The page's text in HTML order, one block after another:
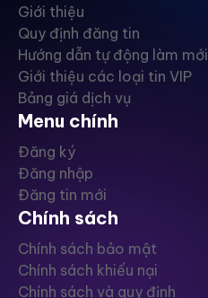
Giới thiệu
Quy định đăng tin
Hướng dẫn tự động làm mới
Giới thiệu các loại tin VIP
Bảng giá dịch vụ
Menu chính
Đăng ký
Đăng nhập
Đăng tin mới
Chính sách
Chính sách bảo mật
Chính sách khiếu nại
Chính sách và quy định